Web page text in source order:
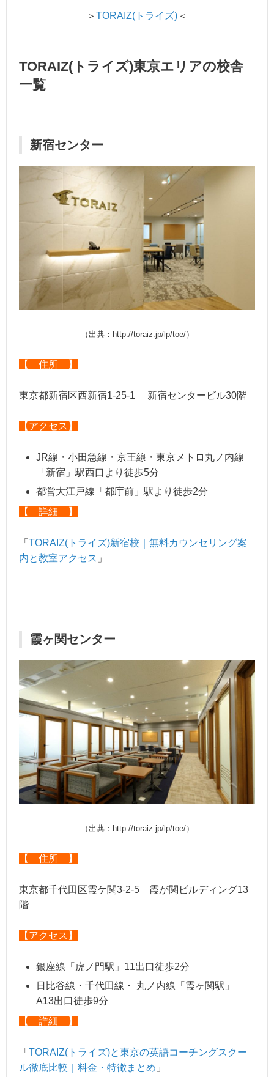
＞ TORAIZ(トライズ) ＜
TORAIZ(トライズ)東京エリアの校舎
一覧
新宿センター
（出典：http://toraiz.jp/lp/toe/）
【 住所 】
東京都新宿区西新宿1-25-1 新宿センタービル30階
【アクセス】
JR線・小田急線・京王線・東京メトロ丸ノ内線
「新宿」駅西口より徒歩5分
都営大江戸線「都庁前」駅より徒歩2分
【 詳細 】
「 TORAIZ(トライズ)新宿校｜無料カウンセリング案
内と教室アクセス 」
霞ヶ関センター
（出典：http://toraiz.jp/lp/toe/）
【 住所 】
東京都千代田区霞ケ関3-2-5 霞が関ビルディング13
階
【アクセス】
銀座線「虎ノ門駅」11出口徒歩2分
日比谷線・千代田線・ 丸ノ内線「霞ヶ関駅」
A13出口徒歩9分
【 詳細 】
「 TORAIZ(トライズ)と東京の英語コーチングスクー
ル徹底比較｜料金・特徴まとめ 」